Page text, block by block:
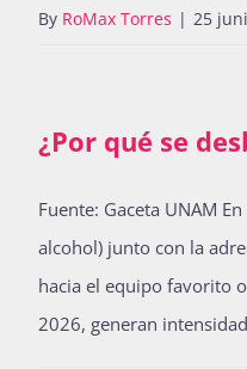
By RoMax Torres | 25
¿Por qué se
Fuente: Gaceta UNAM
alcohol) junto con la
hacia el equipo favorito
2026, generan